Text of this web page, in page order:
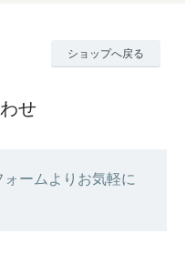
ショップへ戻る
せ
ームよりお気軽に